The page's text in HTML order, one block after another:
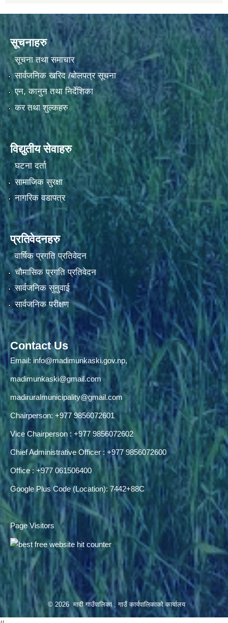
सूचनाहरु
सूचना तथा समाचार
सार्वजनिक खरिद /बोलपत्र सूचना
एन, कानुन तथा निर्देशिका
कर तथा शुल्कहरु
विद्युतीय सेवाहरु
घटना दर्ता
सामाजिक सुरक्षा
नागरिक वडापत्र
प्रतिवेदनहरु
वार्षिक प्रगति प्रतिवेदन
चौमासिक प्रगति प्रतिवेदन
सार्वजनिक सुनुवाई
सार्वजनिक परीक्षण
Contact Us
Email: info@madimunkaski.gov.np,
madimunkaski@gmail.com
madiruralmunicipality@gmail.com
Chairperson: +977 9856072601
Vice Chairperson : +977 9856072602
Chief Administrative Officer : +977 9856072600
Office : +977 061506400
Google Plus Code (Location): 7442+88C
Page Visitors
© 2026 मादी गाउँपालिका , गाउँ कार्यपालिकाको कार्यालय